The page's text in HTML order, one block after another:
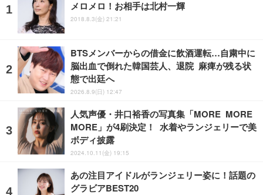
メロメロ！お相手は北村一輝
2018.8.3(金) 21:21
BTSメンバーからの借金に飲酒運転…自粛中に
脳出血で倒れた韓国芸人、退院 麻痺が残る状
態で出廷へ
2026.8.9(日) 12:47
人気声優・井口裕香の写真集「MORE MORE
MORE」が4刷決定！ 水着やランジェリーで美
ボディ披露
2024.10.11(金) 19:15
あの注目アイドルがランジェリー姿に！話題の
グラビアBEST20